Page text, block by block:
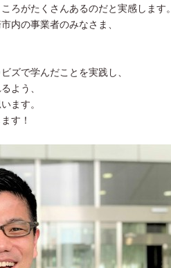
ろがたくさんあるのだと実感します。
内の事業者のみなさま、
ズで学んだことを実践し、
よう、
ます。
す！